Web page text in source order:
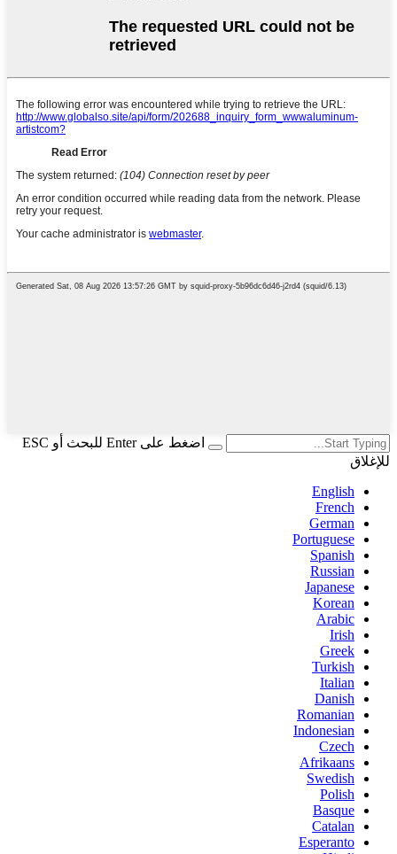
اضغط على Enter للبحث أو ESC
للإغلاق
English
French
German
Portuguese
Spanish
Russian
Japanese
Korean
Arabic
Irish
Greek
Turkish
Italian
Danish
Romanian
Indonesian
Czech
Afrikaans
Swedish
Polish
Basque
Catalan
Esperanto